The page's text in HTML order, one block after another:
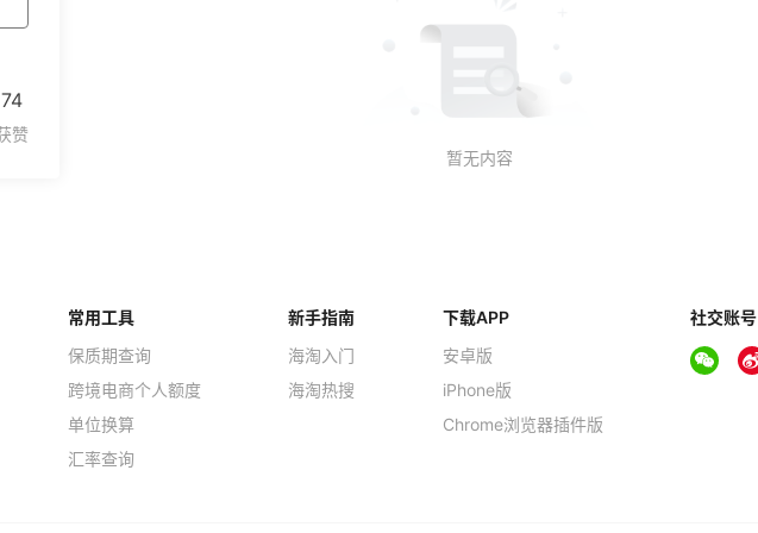
74
常用工具
保质期查询
跨境电商个人额度
单位换算
汇率查询
新手指南
海淘入门
海淘热搜
下载APP
安卓版
iPhone版
Chrome浏览器插件版
社交账号